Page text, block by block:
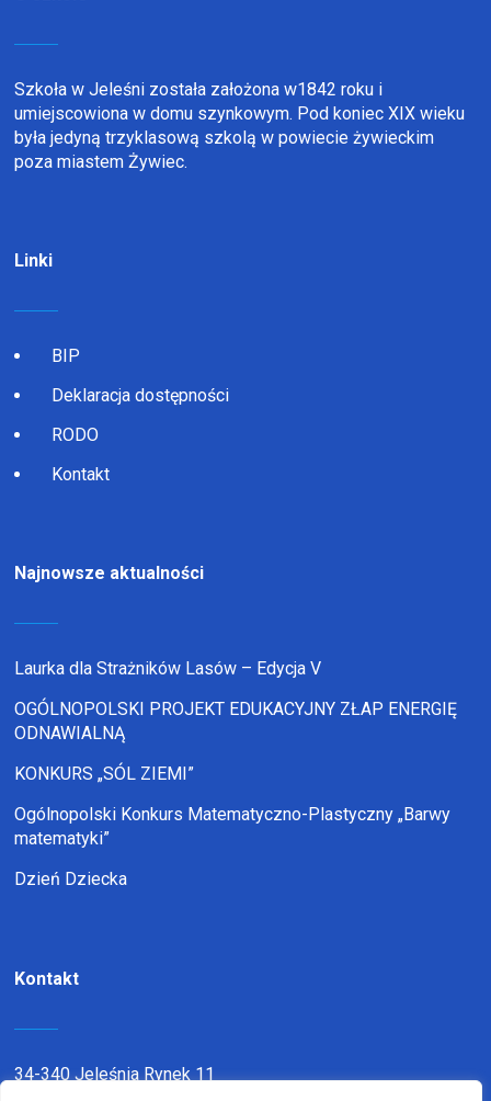
Szkoła w Jeleśni została założona w1842 roku i
umiejscowiona w domu szynkowym. Pod koniec XIX wieku
była jedyną trzyklasową szkolą w powiecie żywieckim
poza miastem Żywiec.
Linki
BIP
Deklaracja dostępności
RODO
Kontakt
Najnowsze aktualności
Laurka dla Strażników Lasów – Edycja V
OGÓLNOPOLSKI PROJEKT EDUKACYJNY ZŁAP ENERGIĘ
ODNAWIALNĄ
KONKURS „SÓL ZIEMI”
Ogólnopolski Konkurs Matematyczno-Plastyczny „Barwy
matematyki”
Dzień Dziecka
Kontakt
34-340 Jeleśnia Rynek 11